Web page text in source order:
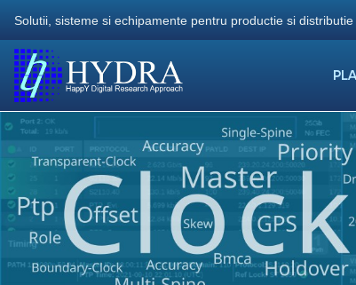
Solutii, sisteme si echipamente pentru productie si distributie